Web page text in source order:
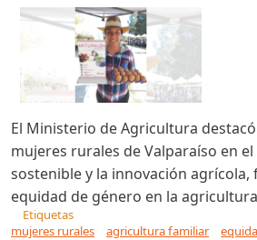
El Ministerio de Agricultura
mujeres rurales de Valparaíso en
sostenible y la innovación agrícola,
equidad de género en la
Etiquetas
mujeres rurales
agricultura familiar